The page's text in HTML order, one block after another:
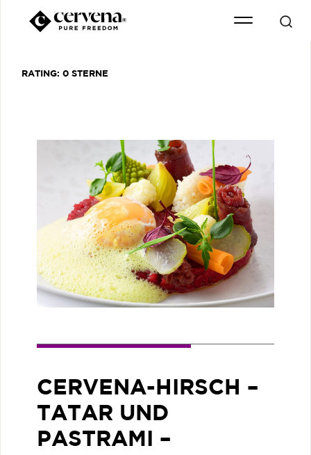
RATING: 0 STERNE
CERVENA-HIRSCH –
TATAR UND
PASTRAMI –